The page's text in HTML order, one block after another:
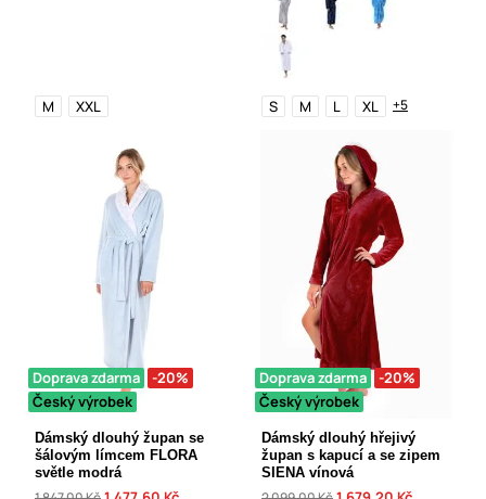
M XXL S M L XL +5
Doprava zdarma
-20%
Český výrobek
Dámský dlouhý župan se
šálovým límcem FLORA
světle modrá
Doprava zdarma
-20%
Český výrobek
Dámský dlouhý hřejivý
župan s kapucí a se zipem
SIENA vínová